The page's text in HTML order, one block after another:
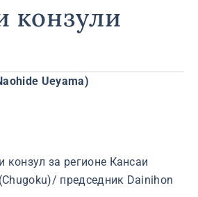
конзули
Ueyama)
конзул за регионе Кансаи
председник Dainihon